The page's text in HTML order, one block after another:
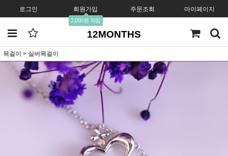
로그인 회원가입
2,000원 적립
주문조회 마이페이지
12MONTHS
목걸이 > 실버목걸이